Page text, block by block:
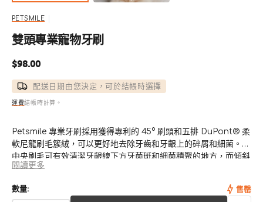
PETSMILE
雙頭專業寵物牙刷
定
價
$98.00
配送日期由您決定，可於結帳時選擇
運費結帳時計算。
Petsmile 專業牙刷採用獲得專利的 45° 刷頭和五排 DuPont® 柔
軟尼龍刷毛簇絨，可以更好地去除牙齒和牙齦上的碎屑和細菌。
中央刷毛可有效清潔牙齦線下方牙菌斑和細菌積聚的地方，而傾斜
的側面刷毛則可拋光和清潔牙齒的琺瑯質。
雙頭易觸及刷頭專為任何體型的狗和貓而設計。
閲讀更多
數量:
售罄